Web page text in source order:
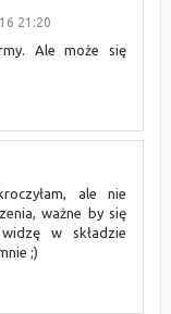
21:20
Ale może się
ale nie
ważne by się
w składzie
;)